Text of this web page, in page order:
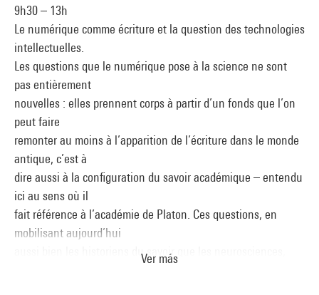
9h30 – 13h
Le numérique comme écriture et la question des technologies
intellectuelles.
Les questions que le numérique pose à la science ne sont
pas entièrement
nouvelles : elles prennent corps à partir d’un fonds que l’on
peut faire
remonter au moins à l’apparition de l’écriture dans le monde
antique, c’est à
dire aussi à la configuration du savoir académique – entendu
ici au sens où il
fait référence à l’académie de Platon. Ces questions, en
mobilisant aujourd’hui
aussi bien les historiens du savoir que les neurosciences,
Ver más